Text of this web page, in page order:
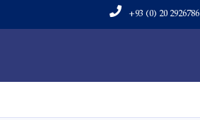
+93 (0) 20 2926786